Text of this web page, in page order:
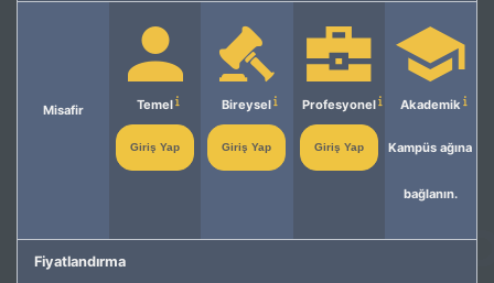
Misafir Temel
Giriş Yap
Bireysel
Giriş Yap
Profesyonel
Giriş Yap
Akademik
Kampüs ağına
bağlanın.
Fiyatlandırma